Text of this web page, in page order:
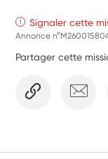
Signaler cette
Annonce
Partager cette